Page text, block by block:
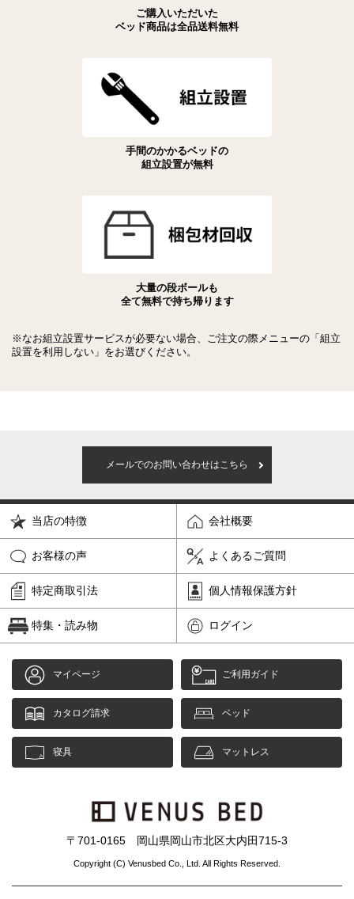
ご購入いただいた
ベッド商品は全品送料無料
手間のかかるベッドの
組立設置が無料
大量の段ボールも
全て無料で持ち帰ります
※なお組立設置サービスが必要ない場合、ご注文の際メニューの「組立
設置を利用しない」をお選びください。
メールでのお問い合わせはこちら
当店の特徴 会社概要
お客様の声 よくあるご質問
特定商取引法 個人情報保護方針
特集・読み物 ログイン
マイページ ご利用ガイド
カタログ請求 ベッド
寝具 マットレス
〒701-0165 岡山県岡山市北区大内田715-3
Copyright (C) Venusbed Co., Ltd. All Rights Reserved.